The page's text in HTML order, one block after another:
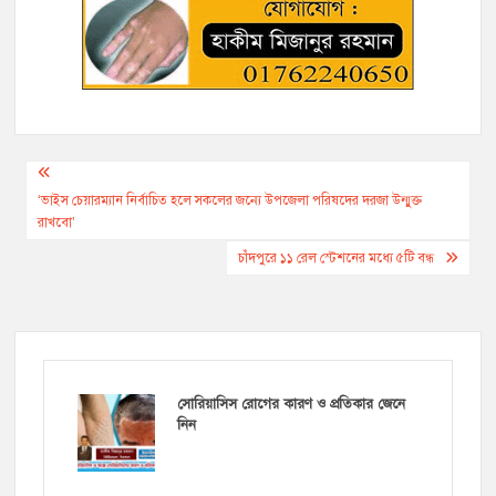
Post
navigation
‘ভাইস চেয়ারম্যান নির্বাচিত হলে সকলের জন্যে উপজেলা পরিষদের দরজা উন্মুক্ত
রাখবো’
চাঁদপুরে ১১ রেল স্টেশনের মধ্যে ৫টি বন্ধ
সোরিয়াসিস রোগের কারণ ও প্রতিকার জেনে
নিন